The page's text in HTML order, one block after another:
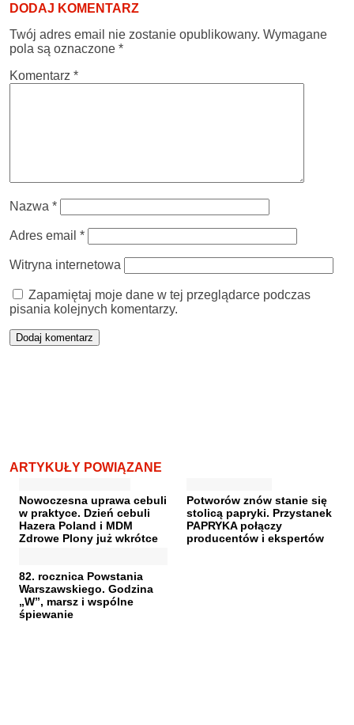
DODAJ KOMENTARZ
Twój adres email nie zostanie opublikowany. Wymagane
pola są oznaczone *
Komentarz *
Nazwa *
Adres email *
Witryna internetowa
Zapamiętaj moje dane w tej przeglądarce podczas
pisania kolejnych komentarzy.
ARTYKUŁY POWIĄZANE
Nowoczesna uprawa cebuli
w praktyce. Dzień cebuli
Hazera Poland i MDM
Zdrowe Plony już wkrótce
Potworów znów stanie się
stolicą papryki. Przystanek
PAPRYKA połączy
producentów i ekspertów
82. rocznica Powstania
Warszawskiego. Godzina
„W”, marsz i wspólne
śpiewanie